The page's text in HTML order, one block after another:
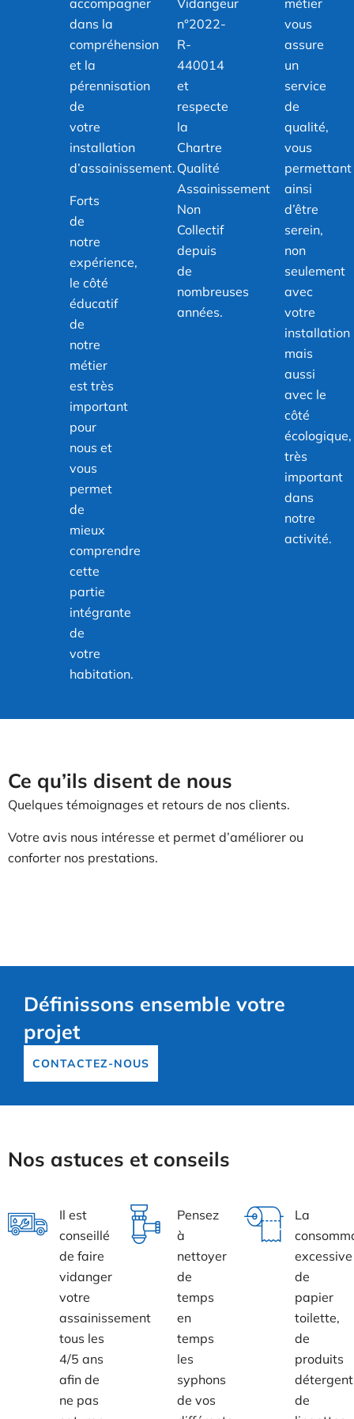
accompagner
dans la
compréhension
et la
pérennisation
de
votre
installation
d’assainissement.
Forts
de
notre
expérience,
le côté
éducatif
de
notre
métier
est très
important
pour
nous et
vous
permet
de
mieux
comprendre
cette
partie
intégrante
de
votre
habitation.
Vidangeur
n°2022-
R-
440014
et
respecte
la
Chartre
Qualité
Assainissement
Non
Collectif
depuis
de
nombreuses
années.
métier
vous
assure
un
service
de
qualité,
vous
permettant
ainsi
d’être
serein,
non
seulement
avec
votre
installation
mais
aussi
avec le
côté
écologique,
très
important
dans
notre
activité.
Ce qu’ils disent de nous
Quelques témoignages et retours de nos clients.
Votre avis nous intéresse et permet d’améliorer ou
conforter nos prestations.
Définissons ensemble votre
projet
CONTACTEZ-NOUS
Nos astuces et conseils
Il est
conseillé
de faire
vidanger
votre
assainissement
tous les
4/5 ans
afin de
ne pas
Pensez
à
nettoyer
de
temps
en
temps
les
syphons
de vos
La
excessive
de
papier
toilette,
de
produits
de